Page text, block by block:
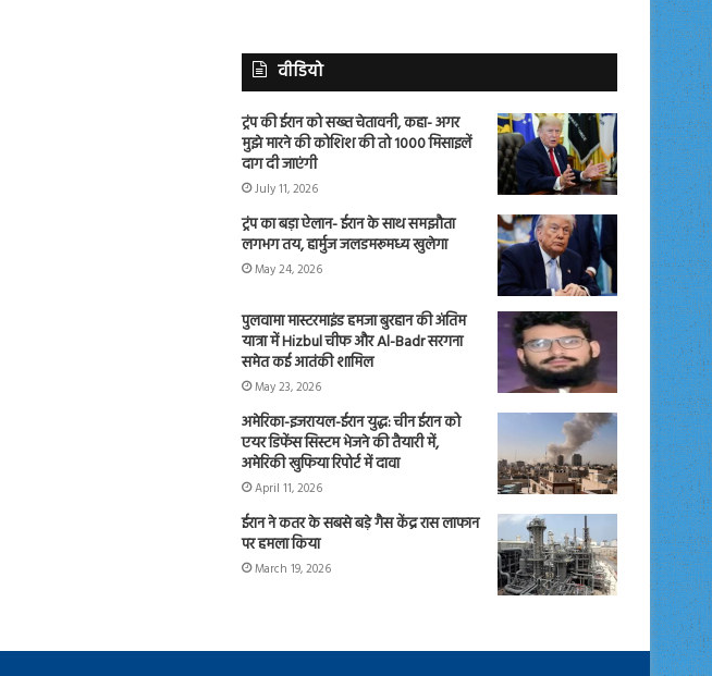
वीडियो
ट्रंप की ईरान को सख्त चेतावनी, कहा- अगर
मुझे मारने की कोशिश की तो 1000 मिसाइलें
दाग दी जाएंगी
July 11, 2026
ट्रंप का बड़ा ऐलान- ईरान के साथ समझौता
लगभग तय, हार्मुज जलडमरूमध्य खुलेगा
May 24, 2026
पुलवामा मास्टरमाइंड हमजा बुरहान की अंतिम
यात्रा में Hizbul चीफ और Al-Badr सरगना
समेत कई आतंकी शामिल
May 23, 2026
अमेरिका-इजरायल-ईरान युद्ध: चीन ईरान को
एयर डिफेंस सिस्टम भेजने की तैयारी में,
अमेरिकी खुफिया रिपोर्ट में दावा
April 11, 2026
ईरान ने कतर के सबसे बड़े गैस केंद्र रास लाफान
पर हमला किया
March 19, 2026